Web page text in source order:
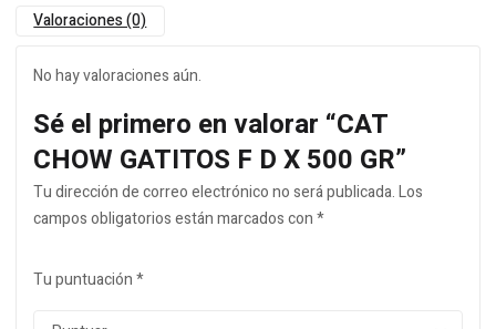
Valoraciones (0)
No hay valoraciones aún.
Sé el primero en valorar “CAT
CHOW GATITOS F D X 500 GR”
Tu dirección de correo electrónico no será publicada.Los
campos obligatorios están marcados con*
Tu puntuación*